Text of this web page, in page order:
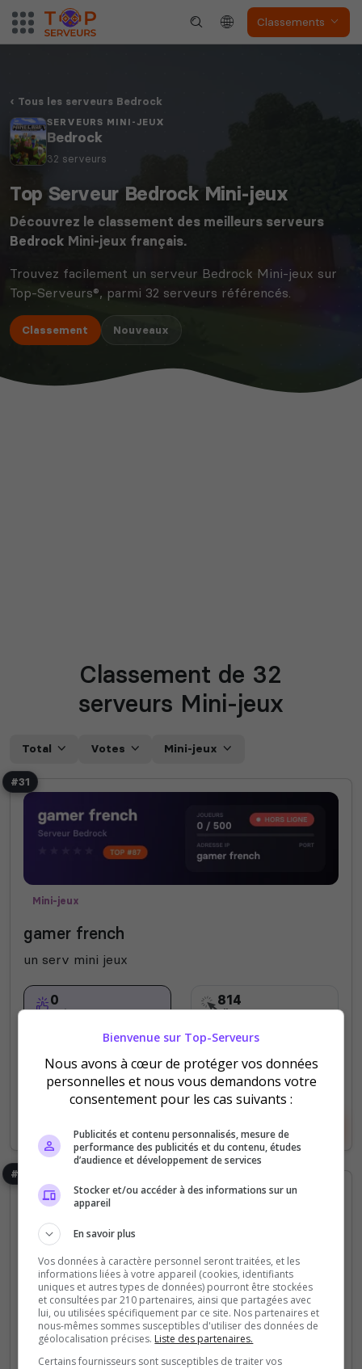
Classements
Myth of Empires Enshrouded
jeux disponibles
Tous les serveurs Bedrock
SERVEURS MINI-JEUX
Bedrock
32 serveurs
Top Serveur Bedrock Mini-jeux
Découvrez le classement des meilleurs serveurs
Bedrock Mini-jeux français.
Trouvez facilement un serveur Bedrock Mini-jeux sur
Top-Serveurs®, parmi 32 serveurs référencés.
Classement Nouveaux
Classement de 32
serveurs Mini-jeux
Total Votes Mini-jeux
#31
Mini-jeux
gamer french
un serv mini jeux
0
votes
814
clics
500 Slots
Voir le serveur
#32
Mini-jeux
NotSoFunCraft
Bienvenue sur Top-Serveurs
Nous avons à cœur de protéger vos données
personnelles et nous vous demandons votre
consentement pour les cas suivants :
Publicités et contenu personnalisés, mesure de
performance des publicités et du contenu, études
d’audience et développement de services
Stocker et/ou accéder à des informations sur un
appareil
En savoir plus
Vos données à caractère personnel seront traitées, et les
informations liées à votre appareil (cookies, identifiants
uniques et autres types de données) pourront être stockées
et consultées par 210 partenaires, ainsi que partagées avec
lui, ou utilisées spécifiquement par ce site. Nos partenaires et
nous-mêmes sommes susceptibles d'utiliser des données de
géolocalisation précises. Liste des partenaires.
Certains fournisseurs sont susceptibles de traiter vos